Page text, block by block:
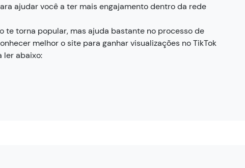
ajudar você a ter mais engajamento dentro da rede
te torna popular, mas ajuda bastante no processo de
melhor o site para ganhar visualizações no TikTok
ler abaixo: